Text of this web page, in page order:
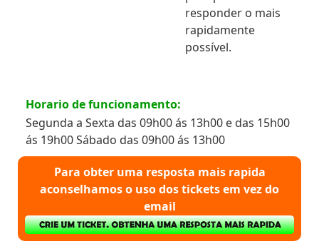
responder o mais
rapidamente
possível.
Horario de funcionamento:
Segunda a Sexta das 09h00 ás 13h00 e das 15h00
ás 19h00 Sábado das 09h00 ás 13h00
Para obter uma resposta mais rapida
aconselhamos o uso dos tickets em vez do
email